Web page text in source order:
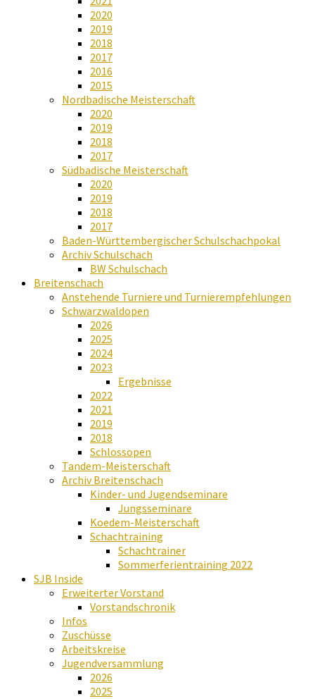
2020
2019
2018
2017
2016
2015
Nordbadische Meisterschaft
2020
2019
2018
2017
Südbadische Meisterschaft
2020
2019
2018
2017
Baden-Württembergischer Schulschachpokal
Archiv Schulschach
BW Schulschach
Breitenschach
Anstehende Turniere und Turnierempfehlungen
Schwarzwaldopen
2026
2025
2024
2023
Ergebnisse
2022
2021
2019
2018
Schlossopen
Tandem-Meisterschaft
Archiv Breitenschach
Kinder- und Jugendseminare
Jungsseminare
Koedem-Meisterschaft
Schachtraining
Schachtrainer
Sommerferientraining 2022
SJB Inside
Erweiterter Vorstand
Vorstandschronik
Infos
Zuschüsse
Arbeitskreise
Jugendversammlung
2026
2025